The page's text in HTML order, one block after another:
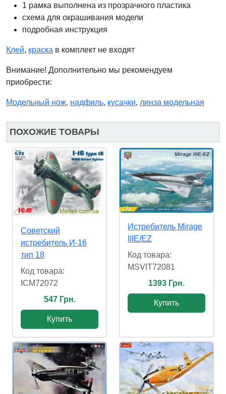
1 рамка выполнена из прозрачного пластика
схема для окрашивания модели
подробная инструкция
Клей, краска в комплект не входят
Внимание! Дополнительно мы рекомендуем
приобрести:
Модельный нож, надфиль, кусачки, линза модельная
ПОХОЖИЕ ТОВАРЫ
Cоветский
истребитель И-16
тип 18
Код товара:
ICM72072
547 Грн.
Купить
Истребитель Mirage
IIIE/EZ
Код товара:
MSVIT72081
1393 Грн.
Купить